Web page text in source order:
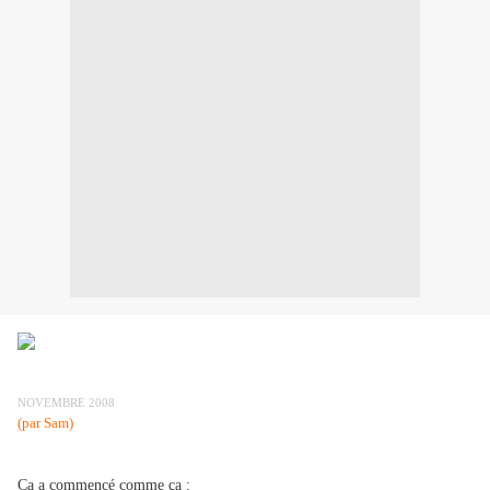
NOVEMBRE 2008
(par Sam)
Ca a commencé comme ça :